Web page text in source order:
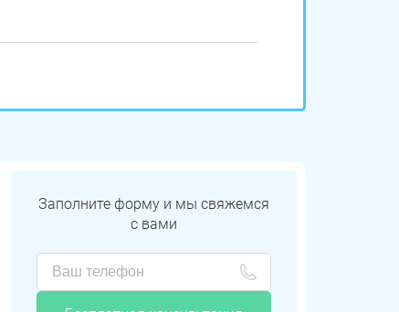
Заполните форму и мы свяжемся
с вами